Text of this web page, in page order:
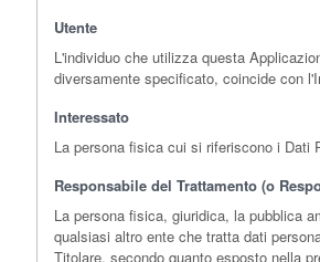
Utente
L'individuo che utilizza questa
diversamente specificato, coincide con
Interessato
La persona fisica cui si riferiscono i Dati
Responsabile del Trattamento (o
La persona fisica, giuridica, la pubblica
qualsiasi altro ente che tratta dati
Titolare, secondo quanto esposto nella